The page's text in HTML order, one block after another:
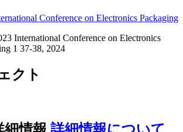
Conference on Electronics Packaging
International Conference on Electronics
1 37-38, 2024
クト